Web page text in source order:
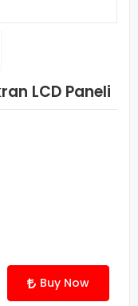
LCD Paneli
Buy Now